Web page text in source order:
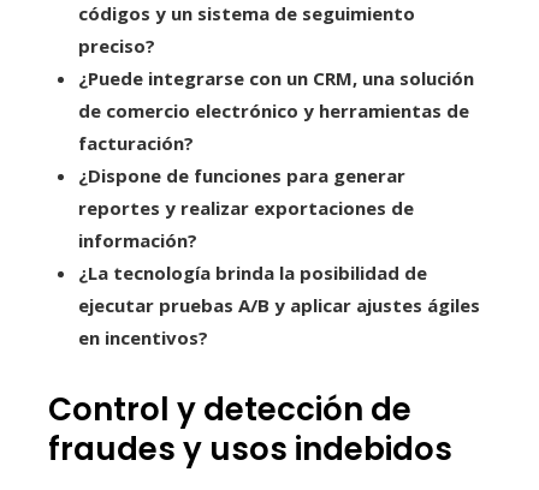
códigos y un sistema de seguimiento
preciso?
¿Puede integrarse con un CRM, una solución
de comercio electrónico y herramientas de
facturación?
¿Dispone de funciones para generar
reportes y realizar exportaciones de
información?
¿La tecnología brinda la posibilidad de
ejecutar pruebas A/B y aplicar ajustes ágiles
en incentivos?
Control y detección de
fraudes y usos indebidos